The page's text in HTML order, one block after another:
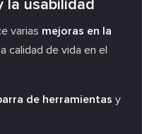
la usabilidad
varias mejoras en la
calidad de vida en el
de herramientas y